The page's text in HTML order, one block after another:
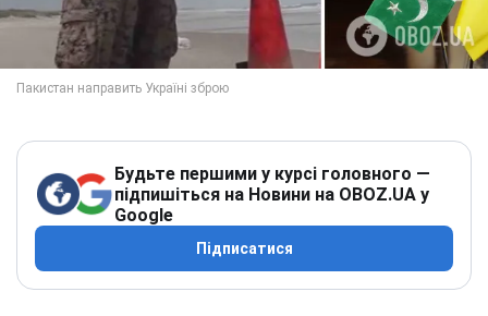
Будьте першими у курсі головного —
підпишіться на Новини на OBOZ.UA у
Google
Підписатися